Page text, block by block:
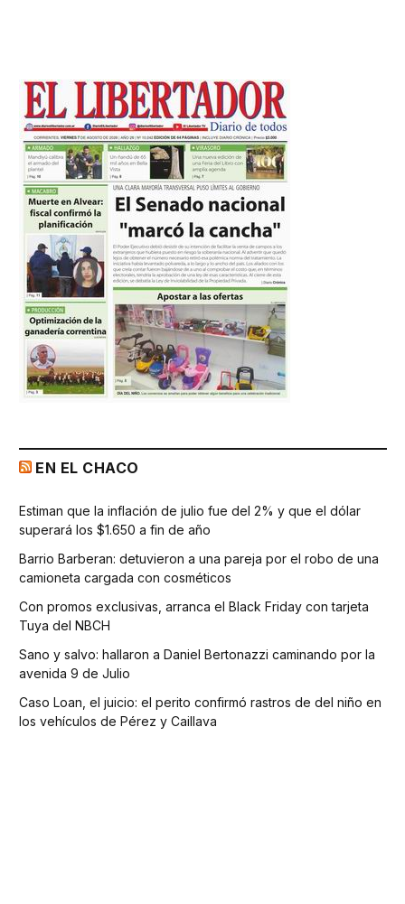
EN EL CHACO
Estiman que la inflación de julio fue del 2% y que el dólar
superará los $1.650 a fin de año
Barrio Barberan: detuvieron a una pareja por el robo de una
camioneta cargada con cosméticos
Con promos exclusivas, arranca el Black Friday con tarjeta
Tuya del NBCH
Sano y salvo: hallaron a Daniel Bertonazzi caminando por la
avenida 9 de Julio
Caso Loan, el juicio: el perito confirmó rastros de del niño en
los vehículos de Pérez y Caillava